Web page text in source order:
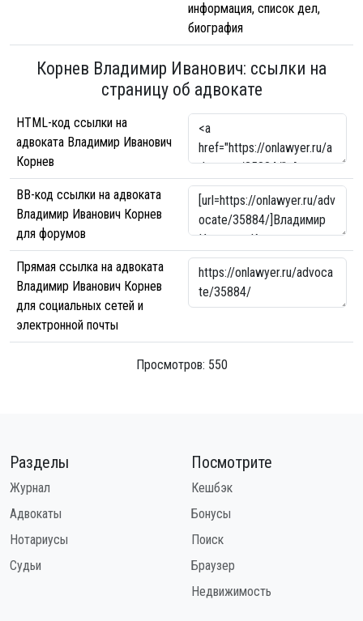
информация, список дел,
биография
Корнев Владимир Иванович: ссылки на
страницу об адвокате
HTML-код ссылки на
адвоката Владимир Иванович
Корнев
BB-код ссылки на адвоката
Владимир Иванович Корнев
для форумов
Прямая ссылка на адвоката
Владимир Иванович Корнев
для социальных сетей и
электронной почты
Просмотров: 550
Разделы
Журнал
Адвокаты
Нотариусы
Судьи
Посмотрите
Кешбэк
Бонусы
Поиск
Браузер
Недвижимость